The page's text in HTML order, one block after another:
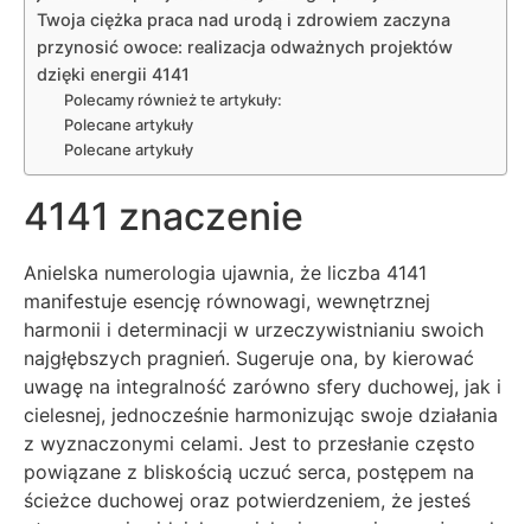
Twoja ciężka praca nad urodą i zdrowiem zaczyna
przynosić owoce: realizacja odważnych projektów
dzięki energii 4141
Polecamy również te artykuły:
Polecane artykuły
Polecane artykuły
4141 znaczenie
Anielska numerologia ujawnia, że liczba 4141
manifestuje esencję równowagi, wewnętrznej
harmonii i determinacji w urzeczywistnianiu swoich
najgłębszych pragnień. Sugeruje ona, by kierować
uwagę na integralność zarówno sfery duchowej, jak i
cielesnej, jednocześnie harmonizując swoje działania
z wyznaczonymi celami. Jest to przesłanie często
powiązane z bliskością uczuć serca, postępem na
ścieżce duchowej oraz potwierdzeniem, że jesteś